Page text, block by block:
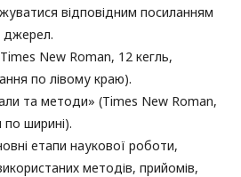
відповідним посиланням
джерел.
New Roman, 12 кегль,
по лівому краю).
та методи» (Times New Roman,
по ширині).
етапи наукової роботи,
методів, прийомів,